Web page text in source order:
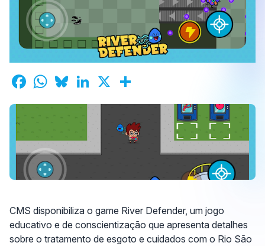
CMS disponibiliza o game River Defender, um jogo
educativo e de conscientização que apresenta detalhes
sobre o tratamento de esgoto e cuidados com o Rio São